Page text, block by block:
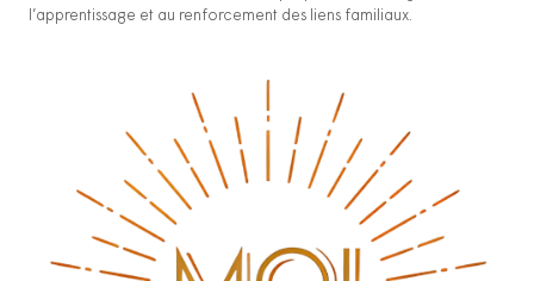
l’apprentissage et au renforcement des liens familiaux.